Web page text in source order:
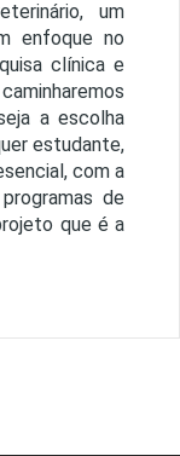
um
enfoque no
clínica e
a escolha
estudante,
com a
de
que é a